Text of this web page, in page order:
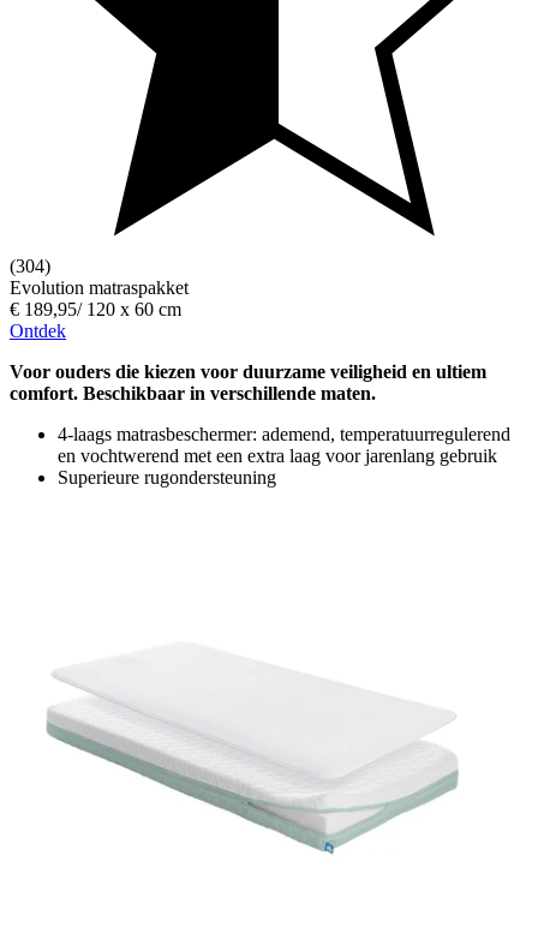
(304)
Evolution matraspakket
€ 189,95/ 120 x 60 cm
Ontdek
Voor ouders die kiezen voor duurzame veiligheid en ultiem
comfort. Beschikbaar in verschillende maten.
4-laags matrasbeschermer: ademend, temperatuurregulerend
en vochtwerend met een extra laag voor jarenlang gebruik
Superieure rugondersteuning